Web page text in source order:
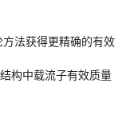
法获得更精确的有效
构中载流子有效质量